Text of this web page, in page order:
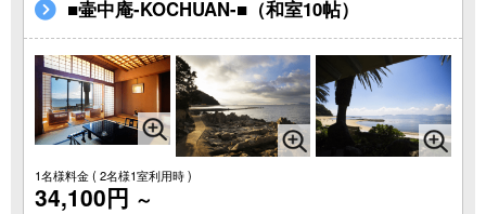
■壷中庵-KOCHUAN-■（和室10帖）
1名様料金( 2名様1室利用時 )
34,100円 ～